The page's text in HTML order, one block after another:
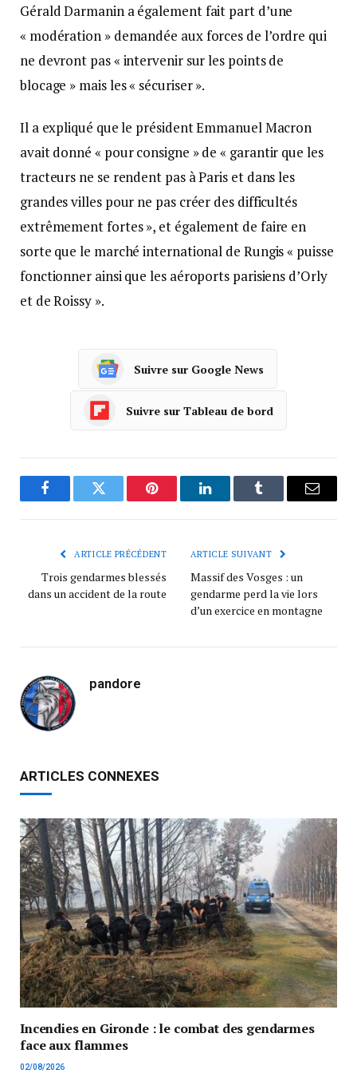
Gérald Darmanin a également fait part d’une
« modération » demandée aux forces de l’ordre qui
ne devront pas « intervenir sur les points de
blocage » mais les « sécuriser ».
Il a expliqué que le président Emmanuel Macron
avait donné « pour consigne » de « garantir que les
tracteurs ne se rendent pas à Paris et dans les
grandes villes pour ne pas créer des difficultés
extrêmement fortes », et également de faire en
sorte que le marché international de Rungis « puisse
fonctionner ainsi que les aéroports parisiens d’Orly
et de Roissy ».
Suivre sur Google News
Suivre sur Tableau de bord
FacebookTwitter Pinterest LinkedInTumblr
ARTICLE PRÉCÉDENT
Trois gendarmes blessés
dans un accident de la route
ARTICLE SUIVANT
Massif des Vosges : un
gendarme perd la vie lors
d’un exercice en montagne
pandore
ARTICLES CONNEXES
Incendies en Gironde : le combat des gendarmes
face aux flammes
02/08/2026